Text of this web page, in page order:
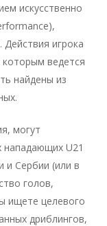
искусственно
игрока
ведется
найдены из
могут
нападающих U21
и Сербии (или в
голов,
ищете целевого
дриблингов,